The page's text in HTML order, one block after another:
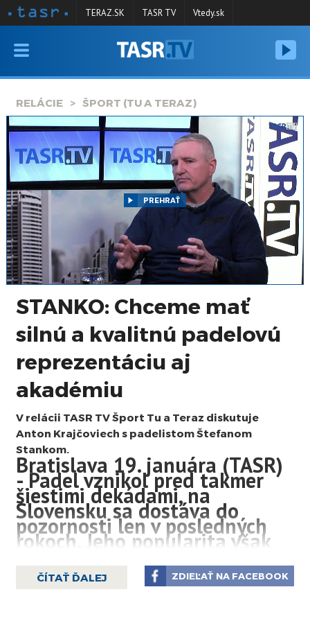
VYSIELANIE
SPRAVODAJSTVO
KONTAKT
ARCHÍV
TERAZ.SK TASR TV Vtedy.sk
RELÁCIE ŠPORT (TU A TERAZ)
PREHRAŤ
STANKO: Chceme mať
silnú a kvalitnú padelovú
reprezentáciu aj
akadémiu
V relácii TASR TV Šport Tu a Teraz diskutuje
Anton Krajčoviech s padelistom Štefanom
Stankom.
Bratislava 19. januára (TASR)
- Padel vznikol pred takmer
šiestimi dekádami, na
Slovensku sa dostáva do
pozornosti len v posledných
rokoch. Jeho popularita však
Slováci premiéru aj na
vrcholnom podujatí
ČÍTAŤ ĎALEJ ZDIEĽAŤ NA FACEBOOK